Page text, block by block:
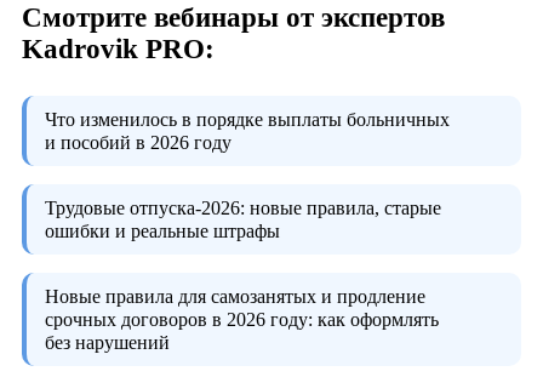
Смотрите вебинары от экспертов
Kadrovik PRO:
Что изменилось в порядке выплаты больничных
и пособий в 2026 году
Трудовые отпуска-2026: новые правила, старые
ошибки и реальные штрафы
Новые правила для самозанятых и продление
срочных договоров в 2026 году: как оформлять
без нарушений